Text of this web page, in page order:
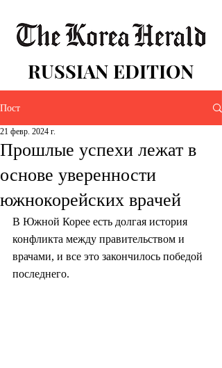
RUSSIAN EDITION
Пост
Прошлые успехи лежат в
основе уверенности
южнокорейских врачей
21 февр. 2024 г.
В Южной Корее есть долгая история
конфликта между правительством и
врачами, и все это закончилось победой
последнего.